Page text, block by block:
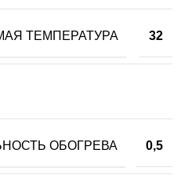
ТЕМПЕРАТУРА 32
ОБОГРЕВА 0,5